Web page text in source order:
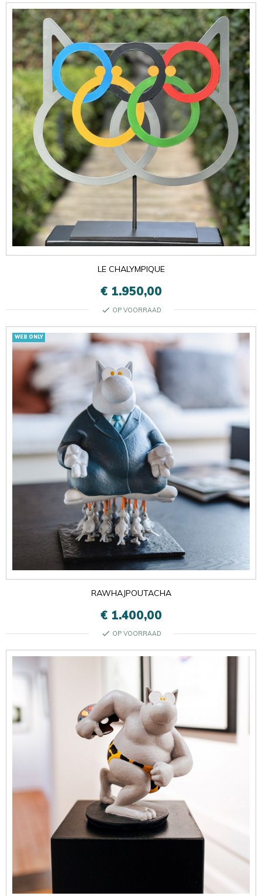
LE CHALYMPIQUE
€ 1.950,00
check OP VOORRAAD
WEB ONLY
RAWHAJPOUTACHA
€ 1.400,00
check OP VOORRAAD
×

Oké
×